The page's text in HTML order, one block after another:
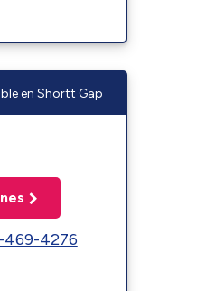
en Shortt Gap
469-4276